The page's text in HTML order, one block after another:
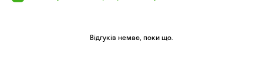
Відгуків немає, поки що.